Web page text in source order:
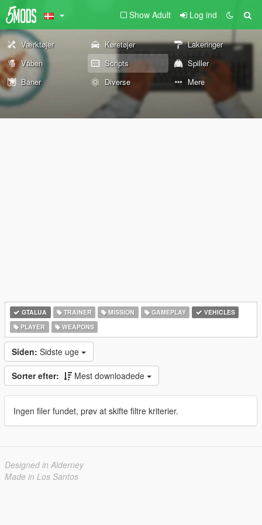
Show Adult Log ind
Værktøjer Køretøjer
Lakeringer
Våben
Scripts
Spiller
Baner
Diverse Mere
GTALUA TRAINER MISSION GAMEPLAY
VEHICLES
PLAYER
WEAPONS
Siden: Sidste uge
Sorter efter: Mest downloadede
Ingen filer fundet, prøv at skifte filtre kriterier.
Designed in Alderney
Made in Los Santos